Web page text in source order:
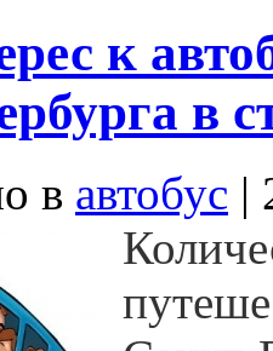
к
в
в автобус |